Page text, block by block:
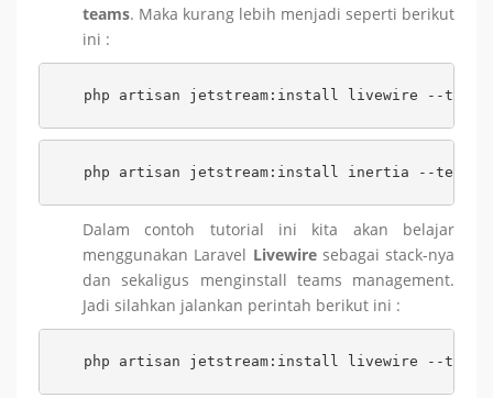
teams. Maka kurang lebih menjadi seperti berikut
ini :
php artisan jetstream:install livewire --teams
php artisan jetstream:install inertia --teams
Dalam contoh tutorial ini kita akan belajar
menggunakan Laravel Livewiresebagai stack-nya
dan sekaligus menginstall teams management.
Jadi silahkan jalankan perintah berikut ini :
php artisan jetstream:install livewire --teams